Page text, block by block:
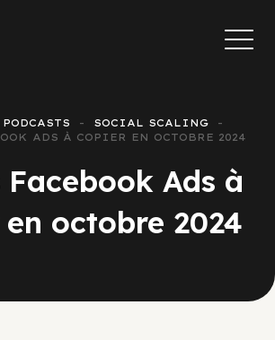
PODCASTS
SOCIAL SCALING
ADS À COPIER EN OCTOBRE 2024
Ads à
octobre 2024